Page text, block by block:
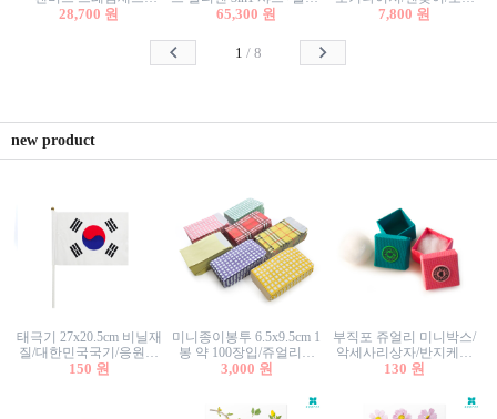
50x50cm/액자캔버스/인테
28,700 원
무광택 알루미늄 육각배
65,300 원
꽂이/소품함/정리함/수납
7,800 원
1 / 8
new product
태극기 27x20.5cm 비닐재
질/대한민국국기/응원깃
발/행사깃발
150 원
미니종이봉투 6.5x9.5cm 1
봉 약 100장입/쥬얼리봉
투/증명사진봉투/악세사
3,000 원
부직포 쥬얼리 미니박스/
악세사리상자/반지케이
스/반지상자/귀걸이상자/
130 원